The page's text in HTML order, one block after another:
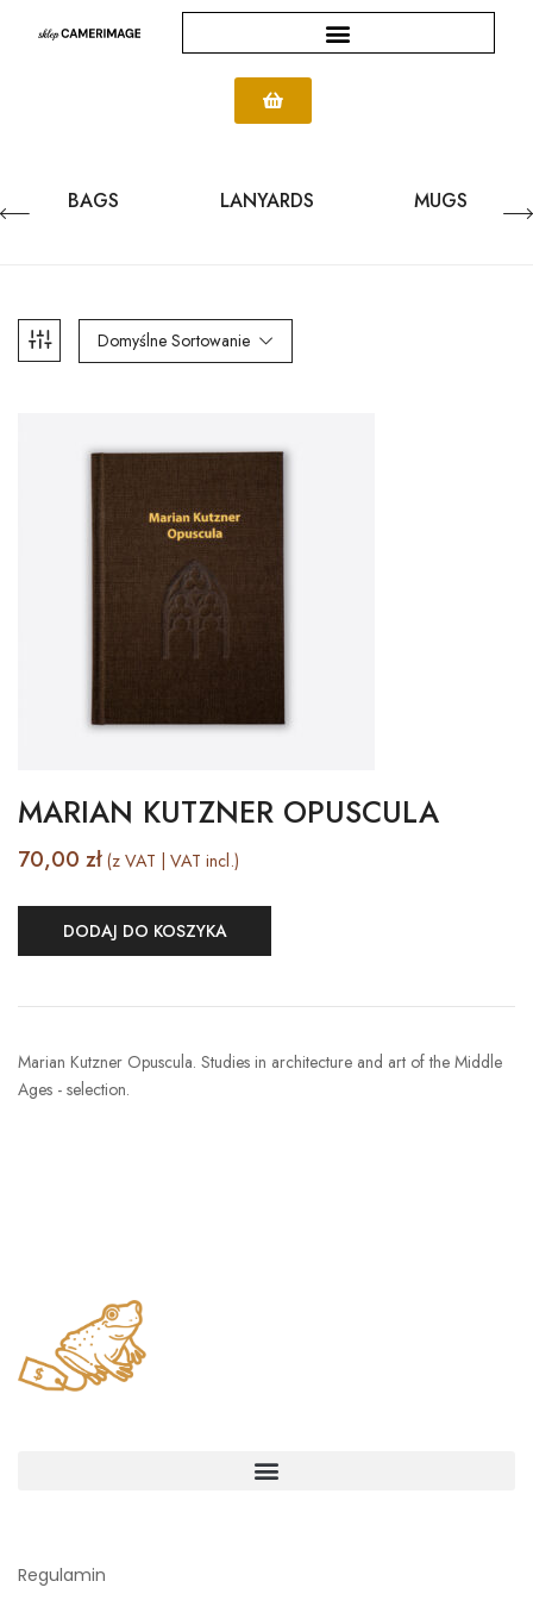
BAGS LANYARDS MUGS
Domyślne Sortowanie
MARIAN KUTZNER OPUSCULA
70,00 zł (z VAT | VAT incl.)
DODAJ DO KOSZYKA
Marian Kutzner Opuscula. Studies in architecture and art of the Middle
Ages - selection.
Regulamin